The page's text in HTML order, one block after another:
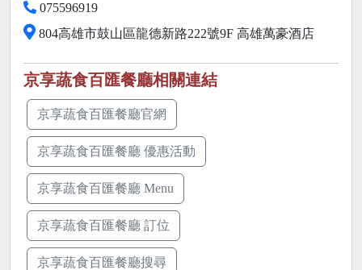
075596919
804高雄市鼓山區龍德新路222號9F 高雄萬豪酒店
京享蔬食百匯餐廳相關連結
京享蔬食百匯餐廳官網
京享蔬食百匯餐廳 優惠活動
京享蔬食百匯餐廳 Menu
京享蔬食百匯餐廳 訂位
京享蔬食百匯餐廳搜尋